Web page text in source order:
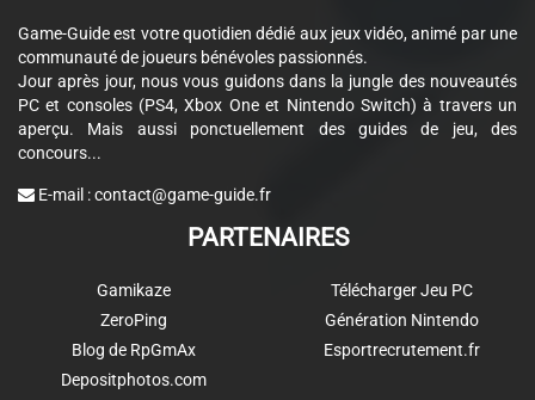
Game-Guide est votre quotidien dédié aux jeux vidéo, animé par une
communauté de joueurs bénévoles passionnés.
Jour après jour, nous vous guidons dans la jungle des nouveautés
PC et consoles (PS4, Xbox One et Nintendo Switch) à travers un
aperçu. Mais aussi ponctuellement des guides de jeu, des
concours...
E-mail :contact@game-guide.fr
PARTENAIRES
Gamikaze
ZeroPing
Blog de RpGmAx
Depositphotos.com
Télécharger Jeu PC
Génération Nintendo
Esportrecrutement.fr